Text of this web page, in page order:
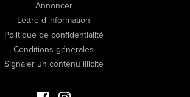
Annoncer
Lettre d'information
Politique de confidentialité
Conditions générales
Signaler un contenu illicite